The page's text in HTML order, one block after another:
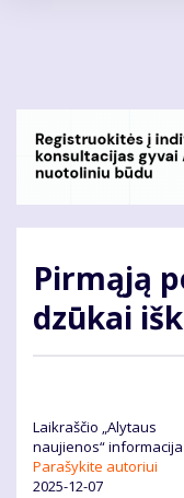
Pirmąją
dzūkai
Laikraščio „Alytaus
naujienos“ informacija
Parašykite autoriui
2025-12-07